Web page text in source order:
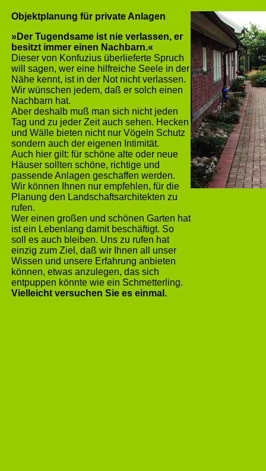
Objektplanung für private Anlagen
»Der Tugendsame ist nie verlassen, er
besitzt immer einen Nachbarn.«
Dieser von Konfuzius überlieferte Spruch
will sagen, wer eine hilfreiche Seele in der
Nähe kennt, ist in der Not nicht verlassen.
Wir wünschen jedem, daß er solch einen
Nachbarn hat.
Aber deshalb muß man sich nicht jeden
Tag und zu jeder Zeit auch sehen. Hecken
und Wälle bieten nicht nur Vögeln Schutz
sondern auch der eigenen Intimität.
Auch hier gilt: für schöne alte oder neue
Häuser sollten schöne, richtige und
passende Anlagen geschaffen werden.
Wir können Ihnen nur empfehlen, für die
Planung den Landschaftsarchitekten zu
rufen.
Wer einen großen und schönen Garten hat
ist ein Lebenlang damit beschäftigt. So
soll es auch bleiben. Uns zu rufen hat
einzig zum Ziel, daß wir Ihnen all unser
Wissen und unsere Erfahrung anbieten
können, etwas anzulegen, das sich
entpuppen könnte wie ein Schmetterling.
Vielleicht versuchen Sie es einmal.